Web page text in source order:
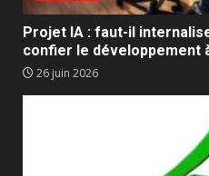
Projet IA : faut-il
confier le développement
26 juin 2026